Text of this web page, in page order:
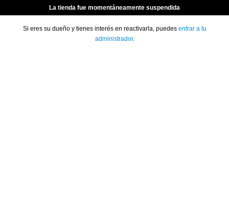
La tienda fue momentáneamente suspendida
Si eres su dueño y tienes interés en reactivarla, puedes entrar a tu
administrador.